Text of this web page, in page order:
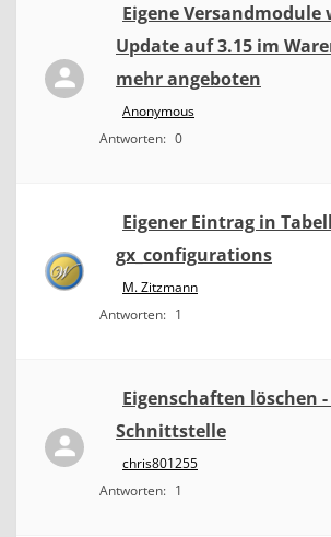
Eigene Versandmodule
Update auf 3.15 im
mehr angeboten
Anonymous
Antworten: 0
Eigener Eintrag in
gx_configurations
M. Zitzmann
Antworten: 1
Eigenschaften löschen -
Schnittstelle
chris801255
Antworten: 1